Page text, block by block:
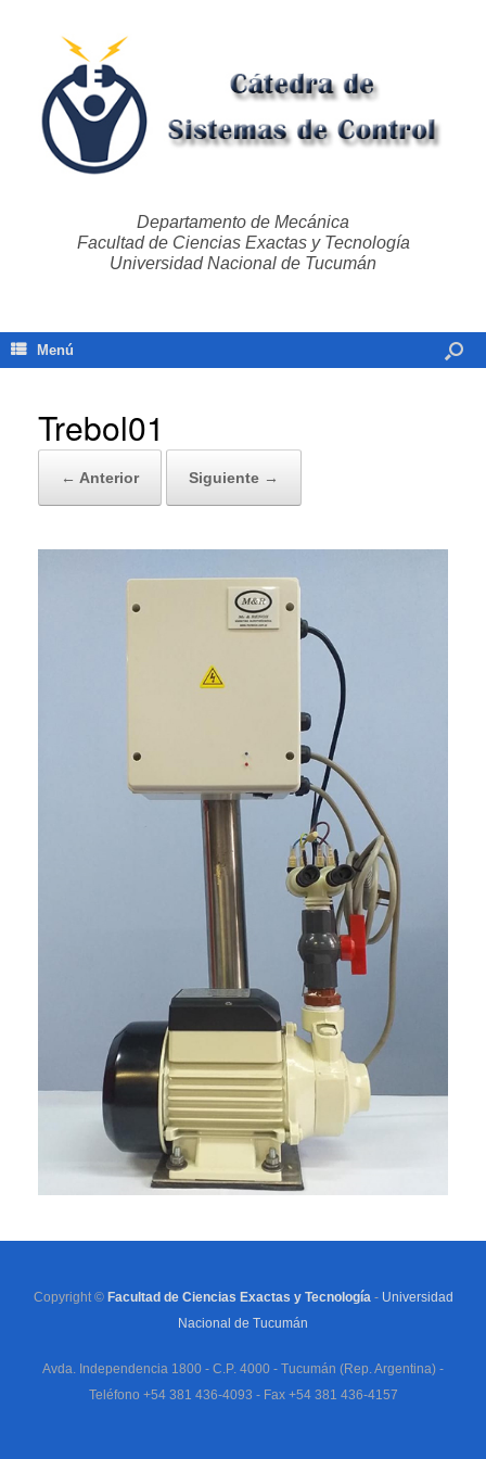
Departamento de Mecánica
Facultad de Ciencias Exactas y Tecnología
Universidad Nacional de Tucumán
Menú
Trebol01
← Anterior Siguiente →
Copyright © Facultad de Ciencias Exactas y Tecnología - Universidad
Nacional de Tucumán
Avda. Independencia 1800 - C.P. 4000 - Tucumán (Rep. Argentina) -
Teléfono +54 381 436-4093 - Fax +54 381 436-4157